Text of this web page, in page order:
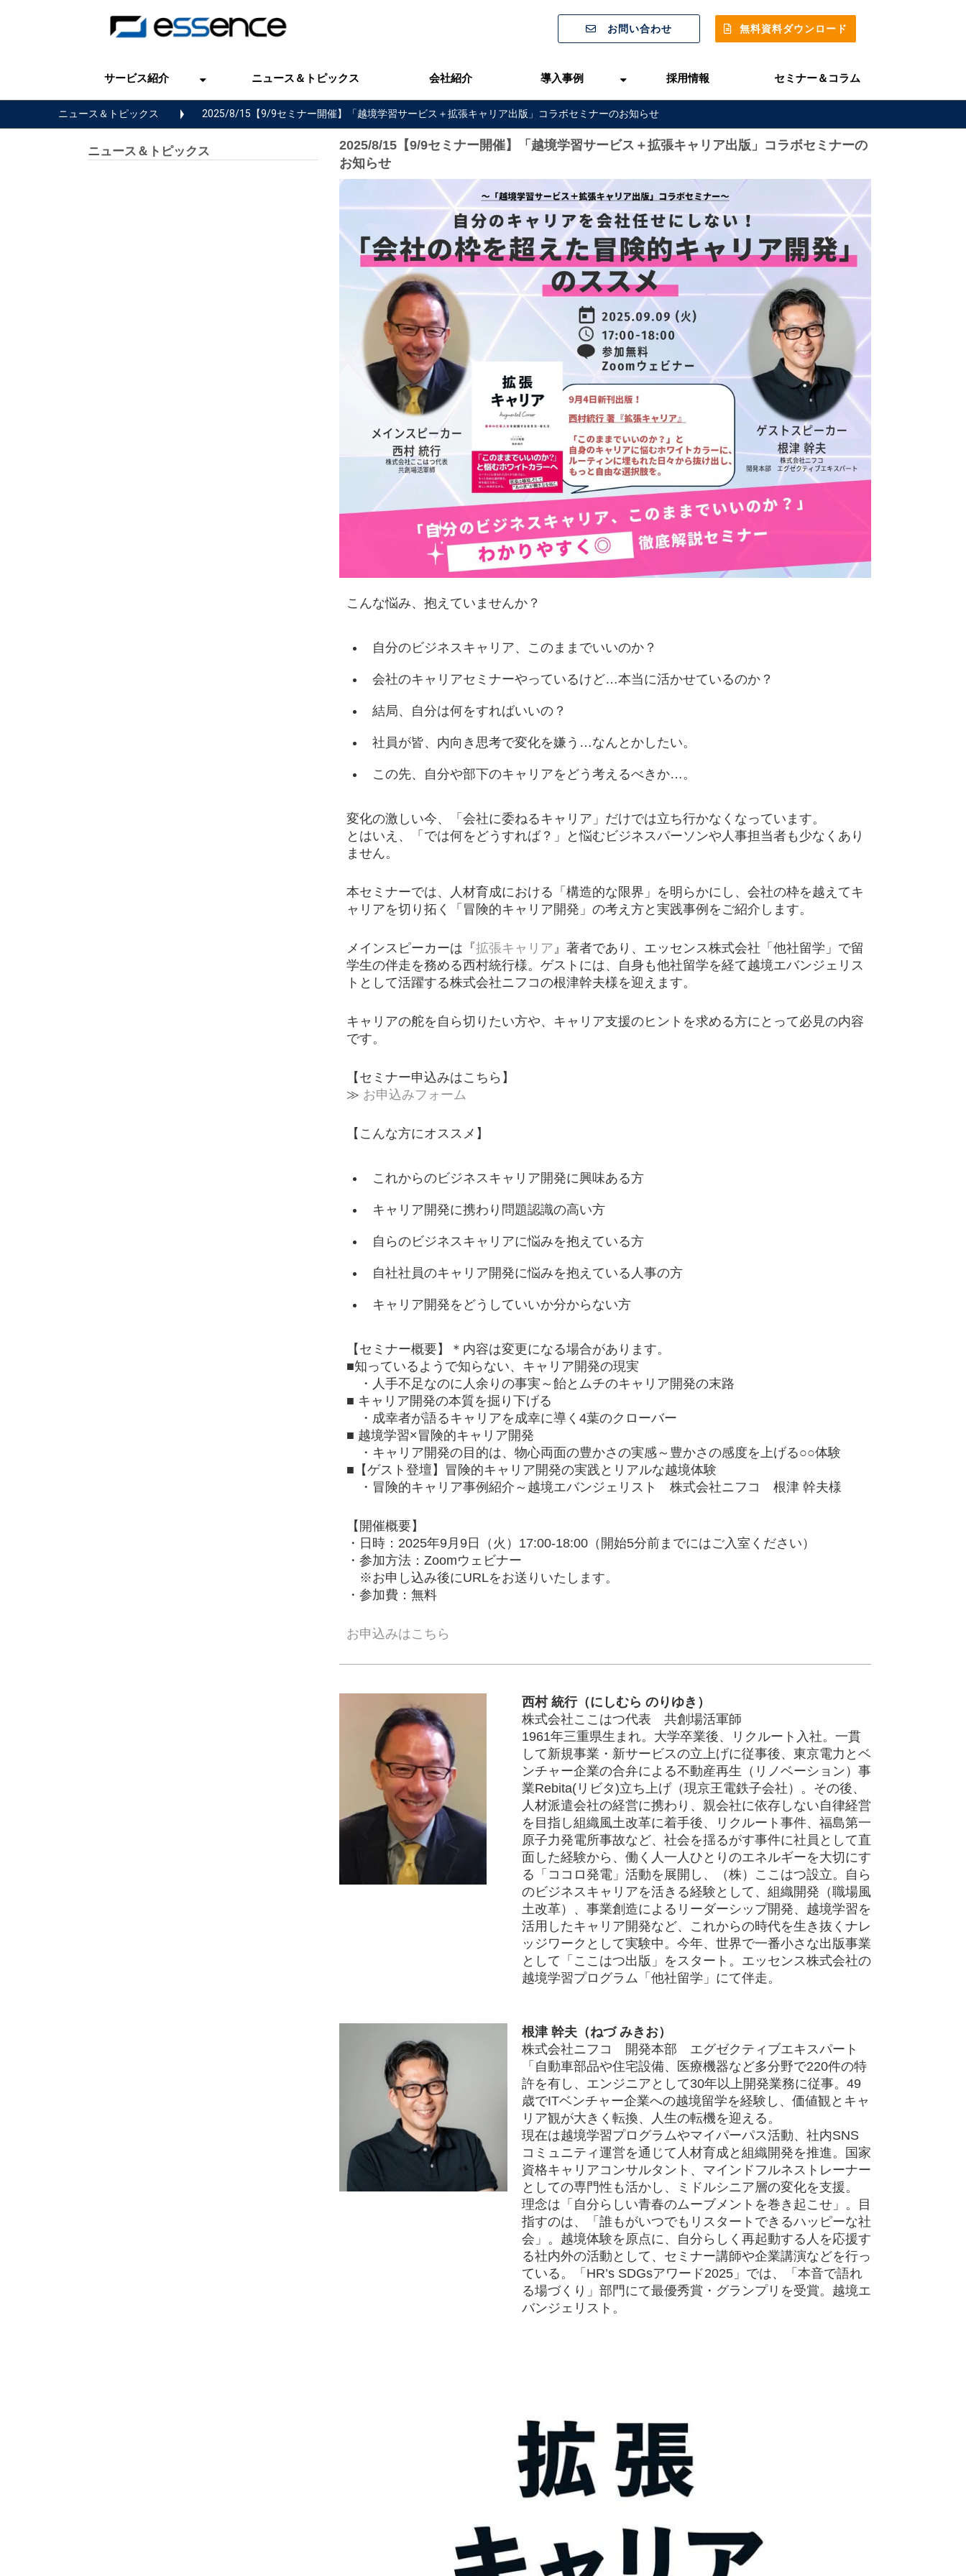
お問い合わせ 無料資料ダウンロード
サービス紹介 ニュース＆トピックス 会社紹介 導入事例 採用情報 セミナー＆コラム
ニュース＆トピックス 2025/8/15【9/9セミナー開催】「越境学習サービス＋拡張キャリア出版」コラボセミナーのお知らせ
ニュース＆トピックス
2025/8/15【9/9セミナー開催】「越境学習サービス＋拡張キャリア出版」コラボセミナーの
お知らせ
こんな悩み、抱えていませんか？
自分のビジネスキャリア、このままでいいのか？
会社のキャリアセミナーやっているけど…本当に活かせているのか？
結局、自分は何をすればいいの？
社員が皆、内向き思考で変化を嫌う…なんとかしたい。
この先、自分や部下のキャリアをどう考えるべきか…。
変化の激しい今、「会社に委ねるキャリア」だけでは立ち行かなくなっています。
とはいえ、「では何をどうすれば？」と悩むビジネスパーソンや人事担当者も少なくあり
ません。
本セミナーでは、人材育成における「構造的な限界」を明らかにし、会社の枠を越えてキ
ャリアを切り拓く「冒険的キャリア開発」の考え方と実践事例をご紹介します。
メインスピーカーは『拡張キャリア』著者であり、エッセンス株式会社「他社留学」で留
学生の伴走を務める西村統行様。ゲストには、自身も他社留学を経て越境エバンジェリス
トとして活躍する株式会社ニフコの根津幹夫様を迎えます。
キャリアの舵を自ら切りたい方や、キャリア支援のヒントを求める方にとって必見の内容
です。
【セミナー申込みはこちら】
≫ お申込みフォーム
【こんな方にオススメ】
これからのビジネスキャリア開発に興味ある方
キャリア開発に携わり問題認識の高い方
自らのビジネスキャリアに悩みを抱えている方
自社社員のキャリア開発に悩みを抱えている人事の方
キャリア開発をどうしていいか分からない方
【セミナー概要】＊内容は変更になる場合があります。
■知っているようで知らない、キャリア開発の現実
・人手不足なのに人余りの事実～飴とムチのキャリア開発の末路
■ キャリア開発の本質を掘り下げる
・成幸者が語るキャリアを成幸に導く4葉のクローバー
■ 越境学習×冒険的キャリア開発
・キャリア開発の目的は、物心両面の豊かさの実感～豊かさの感度を上げる○○体験
■【ゲスト登壇】冒険的キャリア開発の実践とリアルな越境体験
・冒険的キャリア事例紹介～越境エバンジェリスト 株式会社ニフコ 根津 幹夫様
【開催概要】
・日時：2025年9月9日（火）17:00-18:00（開始5分前までにはご入室ください）
・参加方法：Zoomウェビナー
※お申し込み後にURLをお送りいたします。
・参加費：無料
お申込みはこちら
西村 統行（にしむら のりゆき）
株式会社ここはつ代表 共創場活軍師
1961年三重県生まれ。大学卒業後、リクルート入社。一貫
して新規事業・新サービスの立上げに従事後、東京電力とベ
ンチャー企業の合弁による不動産再生（リノベーション）事
業Rebita(リビタ)立ち上げ（現京王電鉄子会社）。その後、
人材派遣会社の経営に携わり、親会社に依存しない自律経営
を目指し組織風土改革に着手後、リクルート事件、福島第一
原子力発電所事故など、社会を揺るがす事件に社員として直
面した経験から、働く人一人ひとりのエネルギーを大切にす
る「ココロ発電」活動を展開し、（株）ここはつ設立。自ら
のビジネスキャリアを活きる経験として、組織開発（職場風
土改革）、事業創造によるリーダーシップ開発、越境学習を
活用したキャリア開発など、これからの時代を生き抜くナレ
ッジワークとして実験中。今年、世界で一番小さな出版事業
として「ここはつ出版」をスタート。エッセンス株式会社の
越境学習プログラム「他社留学」にて伴走。
根津 幹夫（ねづ みきお）
株式会社ニフコ 開発本部 エグゼクティブエキスパート
「自動車部品や住宅設備、医療機器など多分野で220件の特
許を有し、エンジニアとして30年以上開発業務に従事。49
歳でITベンチャー企業への越境留学を経験し、価値観とキャ
リア観が大きく転換、人生の転機を迎える。
現在は越境学習プログラムやマイパーパス活動、社内SNS
コミュニティ運営を通じて人材育成と組織開発を推進。国家
資格キャリアコンサルタント、マインドフルネストレーナー
としての専門性も活かし、ミドルシニア層の変化を支援。
理念は「自分らしい青春のムーブメントを巻き起こせ」。目
指すのは、「誰もがいつでもリスタートできるハッピーな社
会」。越境体験を原点に、自分らしく再起動する人を応援す
る社内外の活動として、セミナー講師や企業講演などを行っ
ている。「HR’s SDGsアワード2025」では、「本音で語れ
る場づくり」部門にて最優秀賞・グランプリを受賞。越境エ
バンジェリスト。